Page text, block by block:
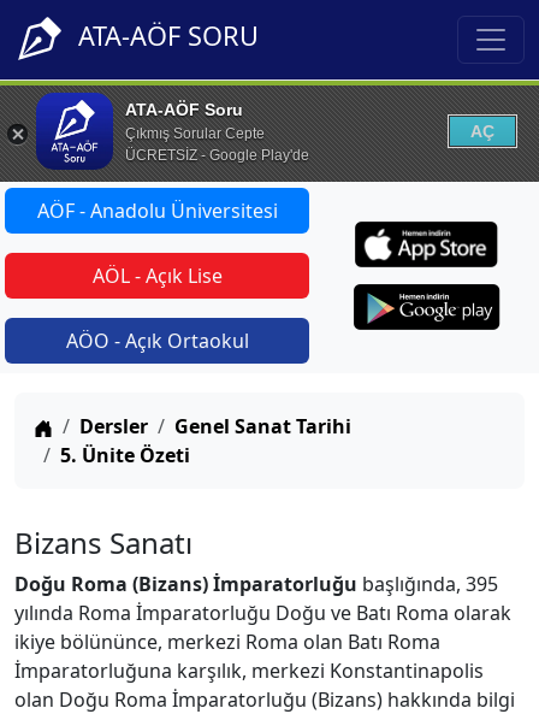
ATA-AÖF SORU
ATA-AÖF Soru
Çıkmış Sorular Cepte
ÜCRETSİZ - Google Play'de
AÇ
AÖF - Anadolu Üniversitesi
AÖL - Açık Lise
AÖO - Açık Ortaokul
Anasayfa
Dersler
Genel Sanat Tarihi
5. Ünite Özeti
Bizans Sanatı
Doğu Roma (Bizans) İmparatorluğu başlığında, 395
yılında Roma İmparatorluğu Doğu ve Batı Roma olarak
ikiye bölününce, merkezi Roma olan Batı Roma
İmparatorluğuna karşılık, merkezi Konstantinapolis
olan Doğu Roma İmparatorluğu (Bizans) hakkında bilgi